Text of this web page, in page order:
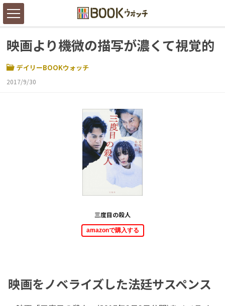
映画より機微の描写が濃くて視覚的
デイリーBOOKウォッチ
2017/9/30
三度目の殺人
amazonで購入する
映画をノベライズした法廷サスペンス